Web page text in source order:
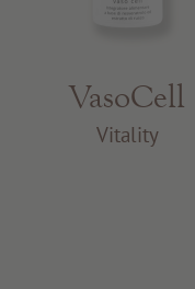
VasoCell
Vitality